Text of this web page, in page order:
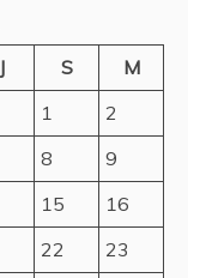
J S
M
1
2
8
9
15
16
22
23